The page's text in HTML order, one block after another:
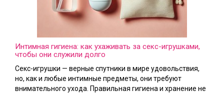
Интимная гигиена: как ухаживать за секс-игрушками,
чтобы они служили долго
Секс-игрушки — верные спутники в мире удовольствия,
но, как и любые интимные предметы, они требуют
внимательного ухода. Правильная гигиена и хранение не